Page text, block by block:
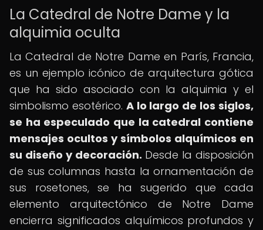
La Catedral de Notre Dame y la
alquimia oculta
La Catedral de Notre Dame en París, Francia,
es un ejemplo icónico de arquitectura gótica
que ha sido asociado con la alquimia y el
simbolismo esotérico. A lo largo de los siglos,
se ha especulado que la catedral contiene
mensajes ocultos y símbolos alquímicos en
su diseño y decoración. Desde la disposición
de sus columnas hasta la ornamentación de
sus rosetones, se ha sugerido que cada
elemento arquitectónico de Notre Dame
encierra significados alquímicos profundos y